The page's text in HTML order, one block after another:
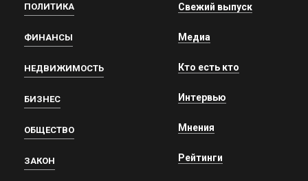
ПОЛИТИКА
ФИНАНСЫ
НЕДВИЖИМОСТЬ
БИЗНЕС
ОБЩЕСТВО
ЗАКОН
Свежий выпуск
Медиа
Кто есть кто
Интервью
Мнения
Рейтинги